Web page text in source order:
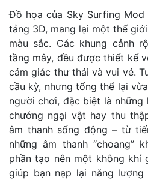
Đồ họa của Sky Surfing
tảng 3D, mang lại một thế
màu sắc. Các khung cảnh
tầng mây, đều được thiết kế
cảm giác thư thái và vui vẻ.
cầu kỳ, nhưng tổng thể lại
người chơi, đặc biệt là
chướng ngại vật hay thu
âm thanh sống động – từ
những âm thanh “choang”
phần tạo nên một không khí
giúp bạn nạp lại năng